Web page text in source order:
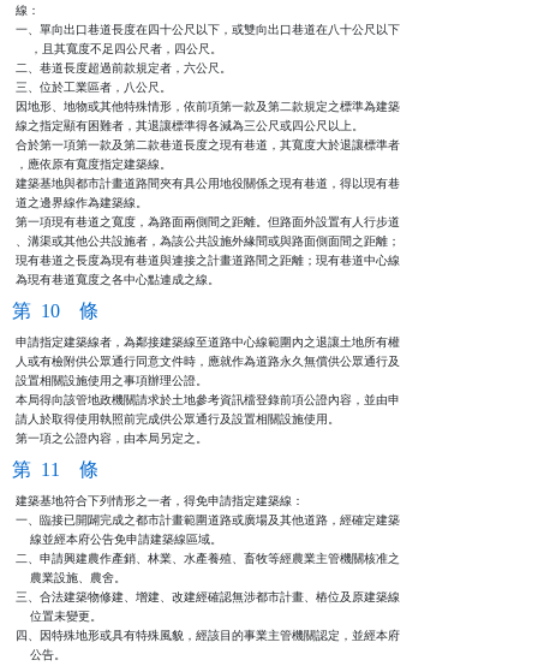
線：
一、單向出口巷道長度在四十公尺以下，或雙向出口巷道在八十公尺以下
    ，且其寬度不足四公尺者，四公尺。
二、巷道長度超過前款規定者，六公尺。
三、位於工業區者，八公尺。
因地形、地物或其他特殊情形，依前項第一款及第二款規定之標準為建築
線之指定顯有困難者，其退讓標準得各減為三公尺或四公尺以上。
合於第一項第一款及第二款巷道長度之現有巷道，其寬度大於退讓標準者
，應依原有寬度指定建築線。
建築基地與都市計畫道路間夾有具公用地役關係之現有巷道，得以現有巷
道之邊界線作為建築線。
第一項現有巷道之寬度，為路面兩側間之距離。但路面外設置有人行步道
、溝渠或其他公共設施者，為該公共設施外緣間或與路面側面間之距離；
現有巷道之長度為現有巷道與連接之計畫道路間之距離；現有巷道中心線
為現有巷道寬度之各中心點連成之線。
第 10 條
申請指定建築線者，為鄰接建築線至道路中心線範圍內之退讓土地所有權
人或有檢附供公眾通行同意文件時，應就作為道路永久無償供公眾通行及
設置相關設施使用之事項辦理公證。
本局得向該管地政機關請求於土地參考資訊檔登錄前項公證內容，並由申
請人於取得使用執照前完成供公眾通行及設置相關設施使用。
第一項之公證內容，由本局另定之。
第 11 條
建築基地符合下列情形之一者，得免申請指定建築線：
一、臨接已開闢完成之都市計畫範圍道路或廣場及其他道路，經確定建築
    線並經本府公告免申請建築線區域。
二、申請興建農作產銷、林業、水產養殖、畜牧等經農業主管機關核准之
    農業設施、農舍。
三、合法建築物修建、增建、改建經確認無涉都市計畫、樁位及原建築線
    位置未變更。
四、因特殊地形或具有特殊風貌，經該目的事業主管機關認定，並經本府
    公告。